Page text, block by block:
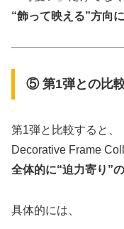
“飾って映える”方向
⑤ 第1弾との比
第1弾と比較すると、
Decorative Frame
全体的に“迫力寄り”
具体的には、